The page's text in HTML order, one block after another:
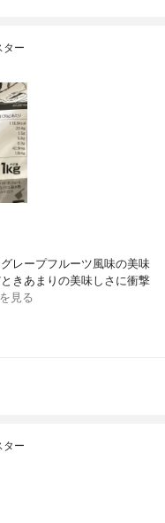
ター
レープフルーツ風味の美味
きあまりの美味しさに衝撃
見る
ター